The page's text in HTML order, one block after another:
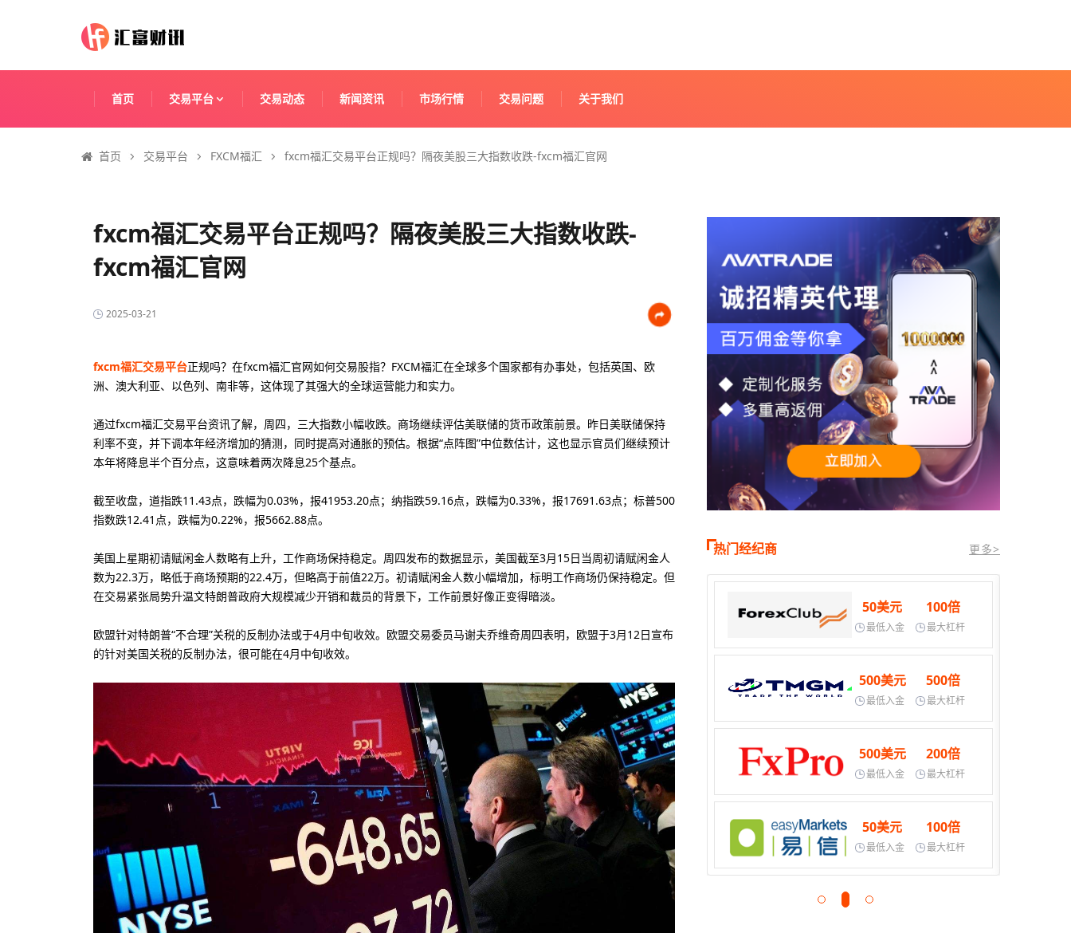
首页 交易平台 交易动态 新闻资讯 市场行情 交易问题 关于我们
首页 交易平台 FXCM福汇 fxcm福汇交易平台正规吗？隔夜美股三大指数收跌-fxcm福汇官网
fxcm福汇交易平台正规吗？隔夜美股三大指数收跌-
fxcm福汇官网
2025-03-21
fxcm福汇交易平台正规吗？在fxcm福汇官网如何交易股指？FXCM福汇在全球多个国家都有办事处，包括英国、欧
洲、澳大利亚、以色列、南非等，这体现了其强大的全球运营能力和实力。
通过fxcm福汇交易平台资讯了解，周四，三大指数小幅收跌。商场继续评估美联储的货币政策前景。昨日美联储保持
利率不变，并下调本年经济增加的猜测，同时提高对通胀的预估。根据“点阵图”中位数估计，这也显示官员们继续预计
本年将降息半个百分点，这意味着两次降息25个基点。
截至收盘，道指跌11.43点，跌幅为0.03%，报41953.20点；纳指跌59.16点，跌幅为0.33%，报17691.63点；标普500
指数跌12.41点，跌幅为0.22%，报5662.88点。
美国上星期初请赋闲金人数略有上升，工作商场保持稳定。周四发布的数据显示，美国截至3月15日当周初请赋闲金人
数为22.3万，略低于商场预期的22.4万，但略高于前值22万。初请赋闲金人数小幅增加，标明工作商场仍保持稳定。但
在交易紧张局势升温文特朗普政府大规模减少开销和裁员的背景下，工作前景好像正变得暗淡。
欧盟针对特朗普“不合理”关税的反制办法或于4月中旬收效。欧盟交易委员马谢夫乔维奇周四表明，欧盟于3月12日宣布
的针对美国关税的反制办法，很可能在4月中旬收效。
热门经纪商 更多>
10美元
最低入金
200倍
最大杠杆
80美元
最低入金
888倍
最大杠杆
50美元
最低入金
100倍
最大杠杆
1美元
最低入金
400倍
最大杠杆
最低入金 最大杠杆
50美元
最低入金
100倍
最大杠杆
50美金
最低入金
500倍倍
最大杠杆
100美元
最低入金
400倍
最大杠杆
50美元
最低入金
100倍
最大杠杆
500美元
最低入金
500倍
最大杠杆
500美元
最低入金
200倍
最大杠杆
50美元
最低入金
100倍
最大杠杆